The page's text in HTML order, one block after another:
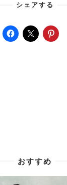
シェアする
おすすめ